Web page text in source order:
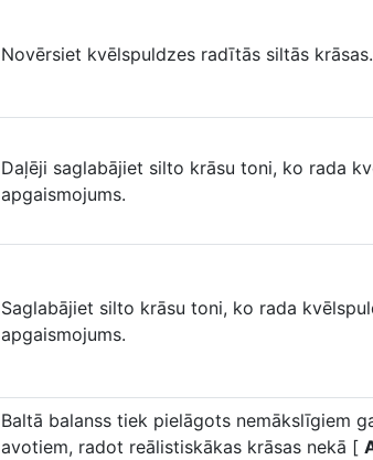
Novērsiet kvēlspuldzes radītās siltās krāsas.
Daļēji saglabājiet silto krāsu toni, ko rada
apgaismojums.
Saglabājiet silto krāsu toni, ko rada
apgaismojums.
Baltā balanss tiek pielāgots nemākslīgiem
avotiem, radot reālistiskākas krāsas nekā [